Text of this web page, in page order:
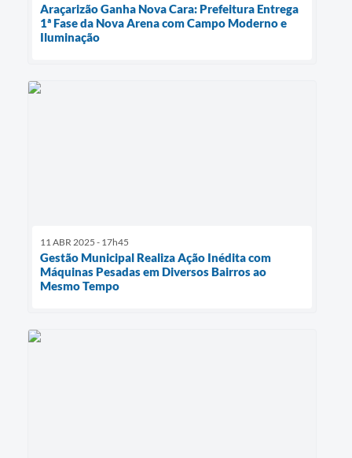
Araçarizão Ganha Nova Cara: Prefeitura Entrega
1ª Fase da Nova Arena com Campo Moderno e
Iluminação
11 ABR 2025 - 17h45
Gestão Municipal Realiza Ação Inédita com
Máquinas Pesadas em Diversos Bairros ao
Mesmo Tempo